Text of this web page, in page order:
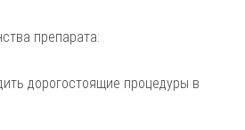
препарата:
дорогостоящие процедуры в